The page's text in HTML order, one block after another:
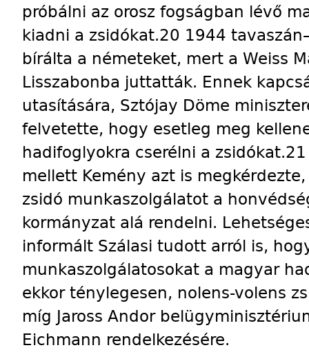
próbálni az orosz fogságban lévő
kiadni a zsidókat.20 1944
bírálta a németeket, mert a Weiss
Lisszabonba juttatták. Ennek
utasítására, Sztójay Döme
felvetette, hogy esetleg meg
hadifoglyokra cserélni a
mellett Kemény azt is
zsidó munkaszolgálatot a
kormányzat alá rendelni.
informált Szálasi tudott arról is,
munkaszolgálatosokat a magyar
ekkor ténylegesen, nolens-volens
míg Jaross Andor
Eichmann rendelkezésére.